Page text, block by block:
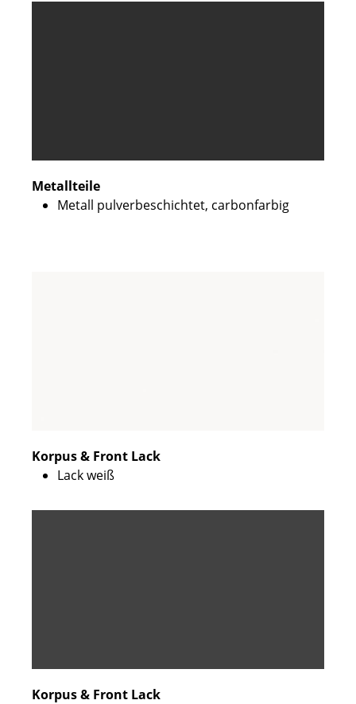
Metallteile
Metall pulverbeschichtet, carbonfarbig
Korpus & Front Lack
Lack weiß
Korpus & Front Lack